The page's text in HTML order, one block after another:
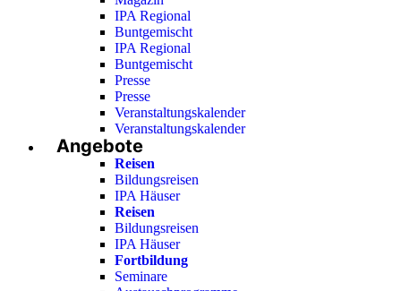
IPA Regional
Buntgemischt
IPA Regional
Buntgemischt
Presse
Presse
Veranstaltungskalender
Veranstaltungskalender
Angebote
Reisen
Bildungsreisen
IPA Häuser
Reisen
Bildungsreisen
IPA Häuser
Fortbildung
Seminare